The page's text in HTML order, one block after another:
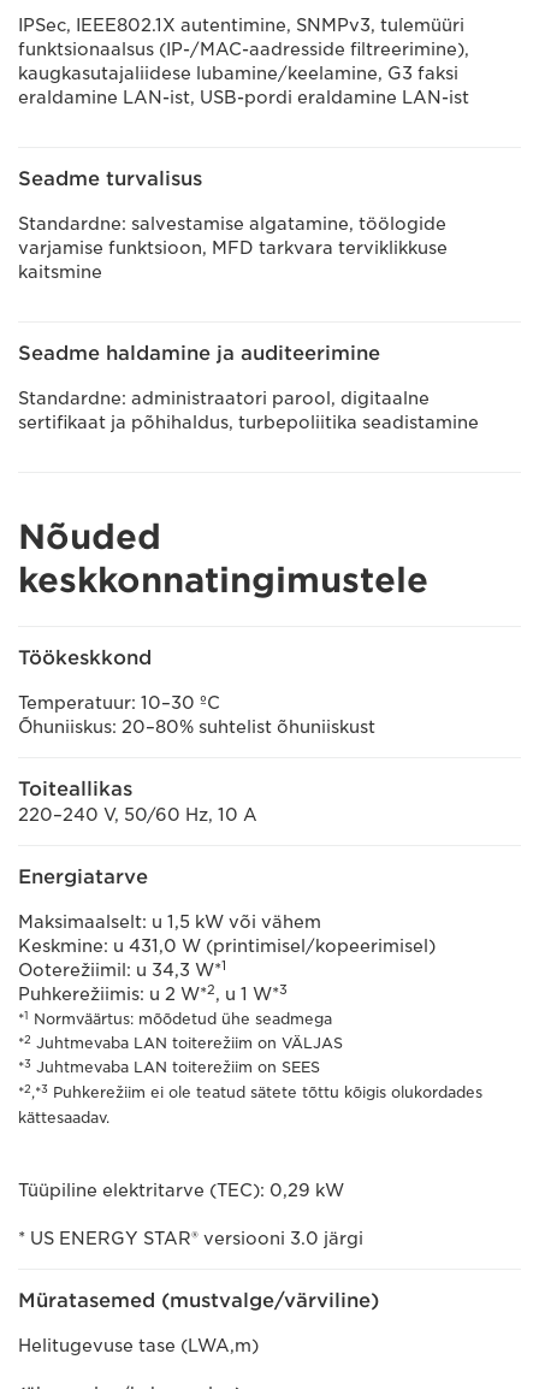
IPSec, IEEE802.1X autentimine, SNMPv3, tulemüüri
funktsionaalsus (IP-/MAC-aadresside filtreerimine),
kaugkasutajaliidese lubamine/keelamine, G3 faksi
eraldamine LAN-ist, USB-pordi eraldamine LAN-ist
Seadme turvalisus
Standardne: salvestamise algatamine, töölogide
varjamise funktsioon, MFD tarkvara terviklikkuse
kaitsmine
Seadme haldamine ja auditeerimine
Standardne: administraatori parool, digitaalne
sertifikaat ja põhihaldus, turbepoliitika seadistamine
Nõuded
keskkonnatingimustele
Töökeskkond
Temperatuur: 10–30 ºC
Õhuniiskus: 20–80% suhtelist õhuniiskust
Toiteallikas
220–240 V, 50/60 Hz, 10 A
Energiatarve
Maksimaalselt: u 1,5 kW või vähem
Keskmine: u 431,0 W (printimisel/kopeerimisel)
Ooterežiimil: u 34,3 W*1
Puhkerežiimis: u 2 W*2, u 1 W*3
*1 Normväärtus: mõõdetud ühe seadmega
*2 Juhtmevaba LAN toiterežiim on VÄLJAS
*3 Juhtmevaba LAN toiterežiim on SEES
*2,*3 Puhkerežiim ei ole teatud sätete tõttu kõigis olukordades
kättesaadav.
Tüüpiline elektritarve (TEC): 0,29 kW
* US ENERGY STAR® versiooni 3.0 järgi
Müratasemed (mustvalge/värviline)
Helitugevuse tase (LWA,m)